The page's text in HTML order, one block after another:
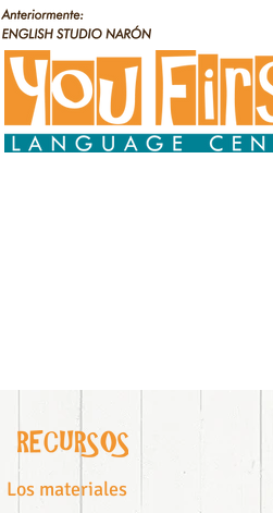
Los materiales